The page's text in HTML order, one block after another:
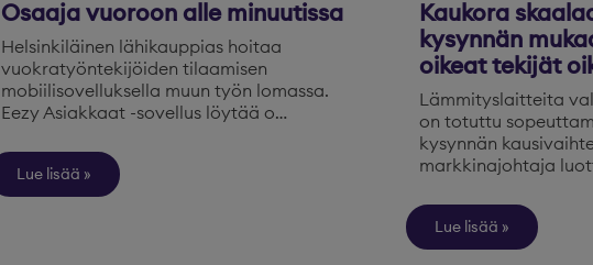
Osaaja vuoroon alle minuutissa
Helsinkiläinen lähikauppias hoitaa
vuokratyöntekijöiden tilaamisen
mobiilisovelluksella muun työn lomassa.
Eezy Asiakkaat -sovellus löytää o…
Lue lisää
Kaukora
kysynnän
oikeat tekijät
Lämmityslaitteita
on totuttu
kysynnän
markkinajohtaja
Lue lisää